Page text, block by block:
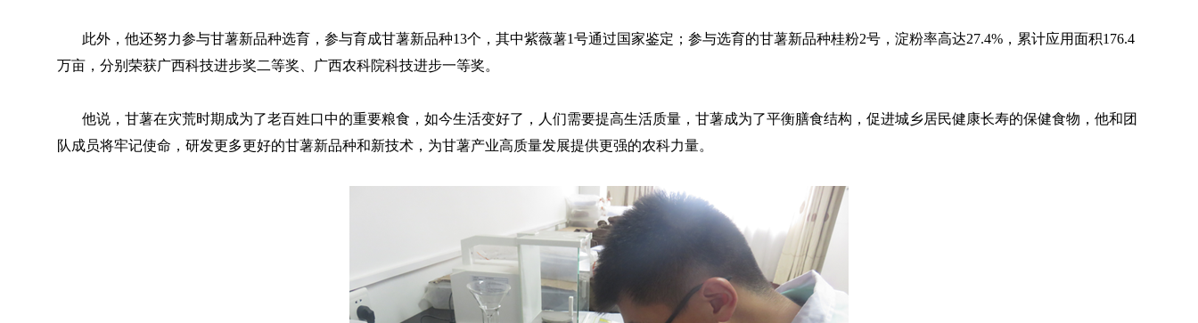
此外，他还努力参与甘薯新品种选育，参与育成甘薯新品种13个，其中紫薇薯1号通过国家鉴定；参与选育的甘薯新品种桂粉2号，淀粉率高达27.4%，累计应用面积176.4
万亩，分别荣获广西科技进步奖二等奖、广西农科院科技进步一等奖。
他说，甘薯在灾荒时期成为了老百姓口中的重要粮食，如今生活变好了，人们需要提高生活质量，甘薯成为了平衡膳食结构，促进城乡居民健康长寿的保健食物，他和团
队成员将牢记使命，研发更多更好的甘薯新品种和新技术，为甘薯产业高质量发展提供更强的农科力量。